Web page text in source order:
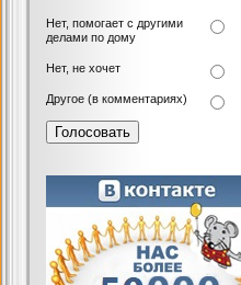
Нет, помогает с другими
делами по дому
Нет, не хочет
Другое (в комментариях)